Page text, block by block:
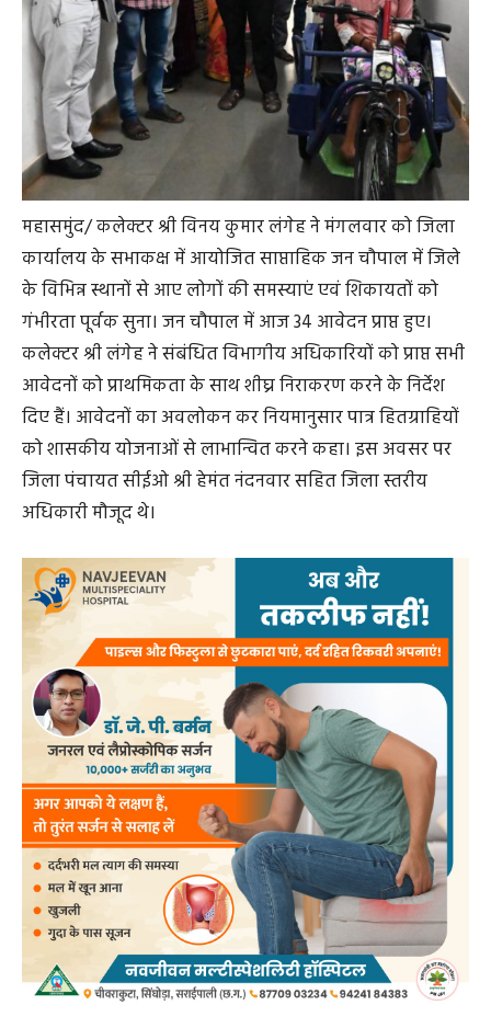
महासमुंद/ कलेक्टर श्री विनय कुमार लंगेह ने मंगलवार को जिला
कार्यालय के सभाकक्ष में आयोजित साप्ताहिक जन चौपाल में जिले
के विभिन्न स्थानों से आए लोगों की समस्याएं एवं शिकायतों को
गंभीरता पूर्वक सुना। जन चौपाल में आज 34 आवेदन प्राप्त हुए।
कलेक्टर श्री लंगेह ने संबंधित विभागीय अधिकारियों को प्राप्त सभी
आवेदनों को प्राथमिकता के साथ शीघ्र निराकरण करने के निर्देश
दिए हैं। आवेदनों का अवलोकन कर नियमानुसार पात्र हितग्राहियों
को शासकीय योजनाओं से लाभान्वित करने कहा। इस अवसर पर
जिला पंचायत सीईओ श्री हेमंत नंदनवार सहित जिला स्तरीय
अधिकारी मौजूद थे।